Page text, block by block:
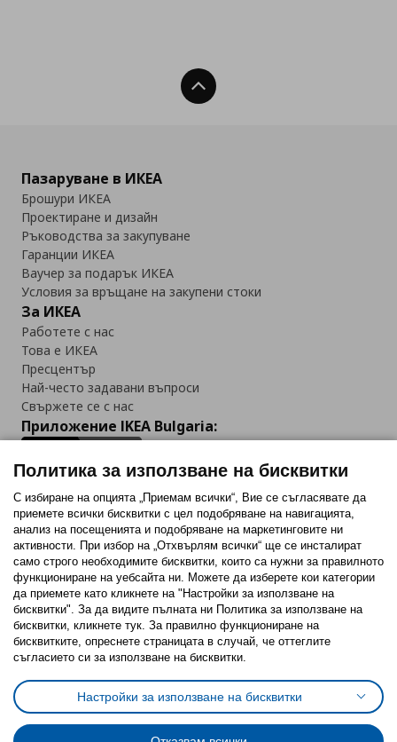
Нагоре
Пазаруване в ИКЕА
Брошури ИКЕА
Проектиране и дизайн
Ръководства за закупуване
Гаранции ИКЕА
Ваучер за подарък ИКЕА
Условия за връщане на закупени стоки
За ИКЕА
Работете с нас
Това е ИКЕА
Пресцентър
Най-често задавани въпроси
Свържете се с нас
Приложение IKEA Bulgaria:
Последвайте ни:
FacebookTwitterYoutubePinterestInstagram
Политика за използване на бисквитки (Cookies)
Избор на настройки за използване на бисквитки
Условия за ползване на ikea.bgОбща политика за личните данни
Политика за защита на личните данни на ikea.bg
Общи условия на програма IKEA Family
Политика за използване на бисквитки
С избиране на опцията „Приемам всички“, Вие се съгласявате да
приемете всички бисквитки с цел подобряване на навигацията,
анализ на посещенията и подобряване на маркетинговите ни
активности. При избор на „Отхвърлям всички“ ще се инсталират
само строго необходимитe бисквитки, които са нужни за правилното
функциониране на уебсайта ни. Можете да изберете кои категории
да приемете като кликнете на "Настройки за използване на
бисквитки". За да видите пълната ни Политика за използване на
бисквитки, кликнете тук. За правилно функциониране на
бисквитките, опреснете страницата в случай, че оттеглите
съгласието си за използване на бисквитки.
Настройки за използване на бисквитки